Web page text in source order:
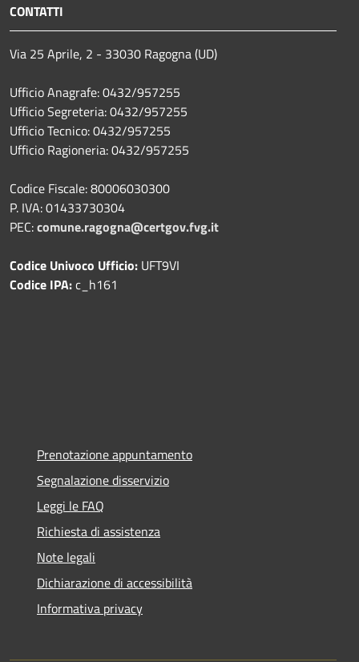
CONTATTI
Via 25 Aprile, 2 - 33030 Ragogna (UD)
Ufficio Anagrafe: 0432/957255
Ufficio Segreteria: 0432/957255
Ufficio Tecnico: 0432/957255
Ufficio Ragioneria: 0432/957255
Codice Fiscale: 80006030300
P. IVA: 01433730304
PEC:comune.ragogna@certgov.fvg.it
Codice Univoco Ufficio: UFT9VI
Codice IPA:c_h161
Prenotazione appuntamento
Segnalazione disservizio
Leggi le FAQ
Richiesta di assistenza
Note legali
Dichiarazione di accessibilità
Informativa privacy